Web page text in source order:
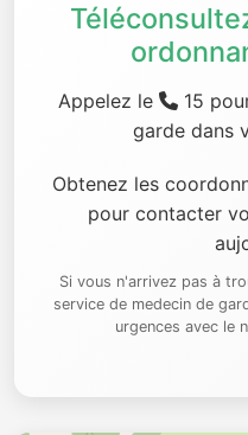
Appelez le
15
garde dans
Obtenez les
pour contacter
Si vous n'arrivez pas à
service de medecin de
urgences avec le